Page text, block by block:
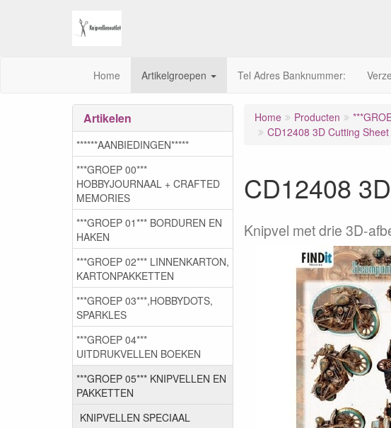
Home Artikelgroepen Tel Adres Banknummer:
Home Producten
CD12408 3D Cutting
CD12408
Knipvel met drie 3D-
Artikelen
******AANBIEDINGEN*****
***GROEP 00***
HOBBYJOURNAAL + CRAFTED
MEMORIES
***GROEP 01*** BORDUREN EN
HAKEN
***GROEP 02*** LINNENKARTON,
KARTONPAKKETTEN
***GROEP 03***,HOBBYDOTS,
SPARKLES
***GROEP 04***
UITDRUKVELLEN BOEKEN
***GROEP 05*** KNIPVELLEN EN
PAKKETTEN
KNIPVELLEN SPECIAAL